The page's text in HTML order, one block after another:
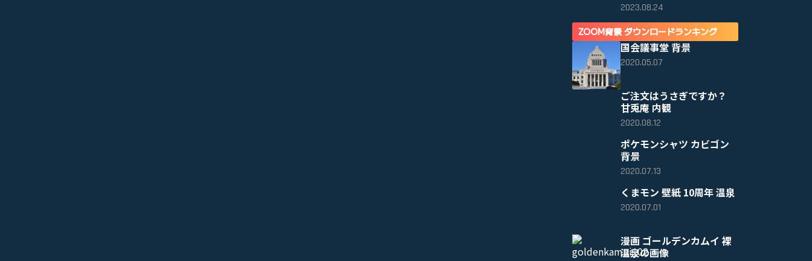
2023.08.24
ZOOM背景 ダウンロードランキング
国会議事堂 背景
2020.05.07
ご注文はうさぎですか？
甘兎庵 内観
2020.08.12
ポケモンシャツ カビゴン
背景
2020.07.13
くまモン 壁紙 10周年 温泉
2020.07.01
漫画 ゴールデンカムイ 裸
温泉の画像